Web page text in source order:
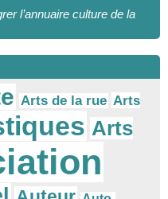
l’annuaire culture de la
Arts de la rue Arts
Arts